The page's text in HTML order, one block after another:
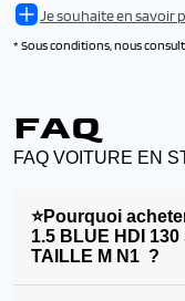
Je souhaite en savoir
* Sous conditions, nous
FAQ
FAQ VOITURE EN
⭐Pourquoi
1.5 BLUE HDI
TAILLE M N1 ?